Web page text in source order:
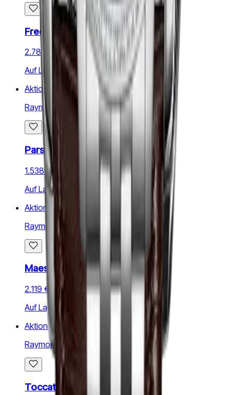
Freelancer
2.788 €
3.512 €
Auf Lager
Aktion
Raymond Weil
Parsifal
1.538 €2.006 €
Auf Lager
Aktion
Raymond Weil
Maestro
2.119 €
3.027 €
Auf Lager
Aktion
Raymond Weil
Toccata 34mm